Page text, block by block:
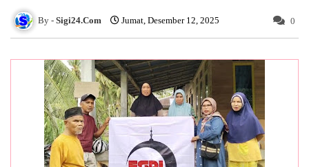
Sigi24.Com Jumat, Desember 12, 2025 0